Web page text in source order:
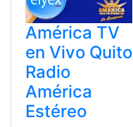
América TV
en Vivo Quito
Radio
América
Estéreo